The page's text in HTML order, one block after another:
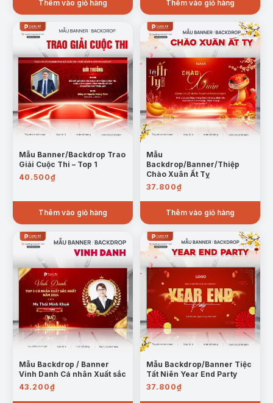
Thêm vào giỏ hàng Thêm vào giỏ hàng
Mẫu Banner/Backdrop Trao
Giải Cuộc Thi – Top 1
40.500₫
Thêm vào giỏ hàng
Mẫu
Backdrop/Banner/Thiệp
Chào Xuân Ất Tỵ
37.800₫
Thêm vào giỏ hàng
Mẫu Backdrop / Banner
Vinh Danh Cá nhân Xuất sắc
43.200₫
Mẫu Backdrop/Banner Tiệc
Tất Niên Year End Party
37.800₫